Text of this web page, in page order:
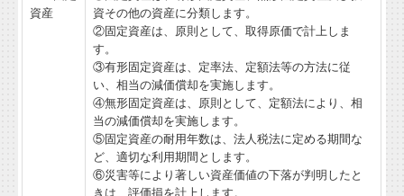
資産
資その他の資産に分類します。
②固定資産は、原則として、取得原価で計上しま
す。
③有形固定資産は、定率法、定額法等の方法に従
い、相当の減価償却を実施します。
④無形固定資産は、原則として、定額法により、相
当の減価償却を実施します。
⑤固定資産の耐用年数は、法人税法に定める期間な
ど、適切な利用期間とします。
⑥災害等により著しい資産価値の下落が判明したと
きは、評価損を計上します。